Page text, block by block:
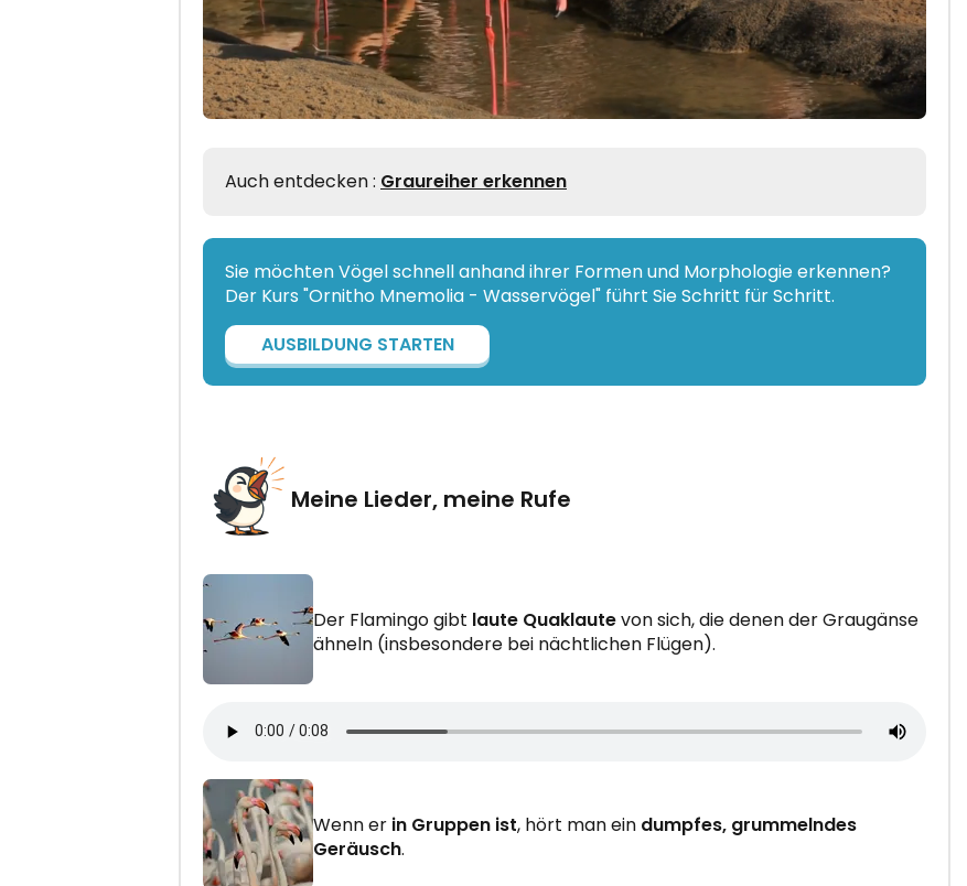
Auch entdecken : Graureiher erkennen
Sie möchten Vögel schnell anhand ihrer Formen und Morphologie erkennen?
Der Kurs "Ornitho Mnemolia - Wasservögel" führt Sie Schritt für Schritt.
AUSBILDUNG STARTEN
Meine Lieder, meine Rufe
Der Flamingo gibt laute Quaklautevon sich, die denen der Graugänse
ähneln (insbesondere bei nächtlichen Flügen).
Wenn er in Gruppen ist, hört man ein dumpfes, grummelndes
Geräusch.